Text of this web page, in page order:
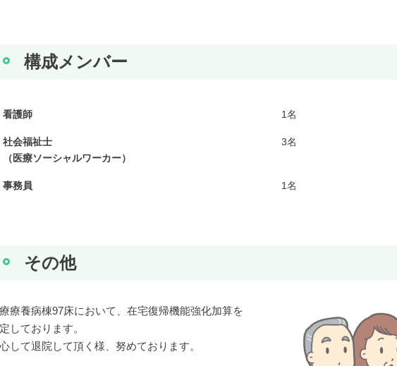
構成メンバー
看護師 1名
社会福祉士
（医療ソーシャルワーカー）
3名
事務員 1名
その他
療養病棟97床において、在宅復帰機能強化加算を
しております。
して退院して頂く様、努めております。